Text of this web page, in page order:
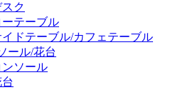
スク
ーテーブル
イドテーブル/カフェテーブル
ール/花台
ンソール